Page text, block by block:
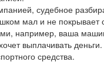
судебное
мал и не покрывает
например, ваша
выплачивать деньги.
средства.